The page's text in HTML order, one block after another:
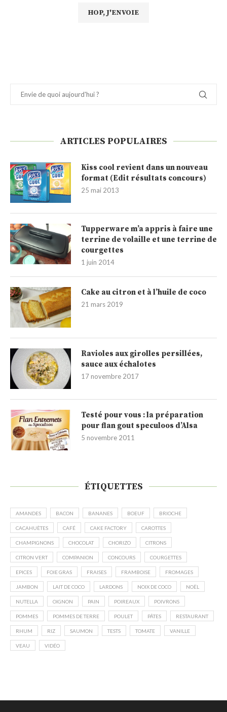
ARTICLES POPULAIRES
Kiss cool revient dans un nouveau
format (Edit résultats concours)
25 mai 2013
Tupperware m’a appris à faire une
terrine de volaille et une terrine de
courgettes
1 juin 2014
Cake au citron et à l’huile de coco
21 mars 2019
Ravioles aux girolles persillées,
sauce aux échalotes
17 novembre 2017
Testé pour vous : la préparation
pour flan gout speculoos d’Alsa
5 novembre 2011
ÉTIQUETTES
AMANDES BACON BANANES BOEUF BRIOCHE
CACAHUÈTES CAFÉ CAKE FACTORY CAROTTES
CHAMPIGNONS CHOCOLAT CHORIZO CITRONS
CITRON VERT COMPANION CONCOURS COURGETTES
EPICES FOIE GRAS FRAISES FRAMBOISE FROMAGES
JAMBON LAIT DE COCO LARDONS NOIX DE COCO NOËL
NUTELLA OIGNON PAIN POIREAUX POIVRONS
POMMES POMMES DE TERRE POULET PÂTES RESTAURANT
RHUM RIZ SAUMON TESTS TOMATE VANILLE
VEAU VIDÉO